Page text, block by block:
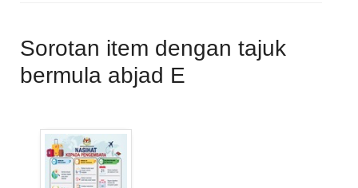
Sorotan item dengan tajuk
bermula abjad E